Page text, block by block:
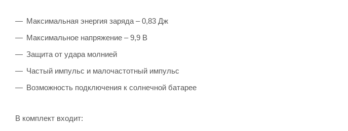
Максимальная энергия заряда – 0,83 Дж
Максимальное напряжение – 9,9 В
Защита от удара молнией
Частый импульс и малочастотный импульс
Возможность подключения к солнечной батарее
В комплект входит: